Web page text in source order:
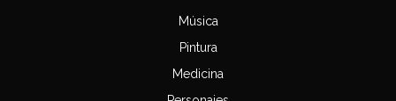
Música
Pintura
Medicina